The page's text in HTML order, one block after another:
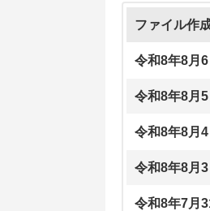
ファイル作
令和8年8月6
令和8年8月5
令和8年8月4
令和8年8月3
令和8年7月